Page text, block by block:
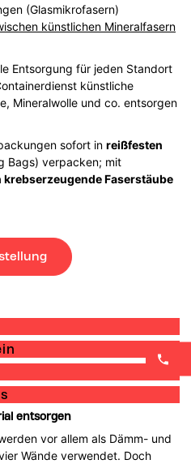
(Glasmikrofasern)
künstlichen Mineralfasern
Entsorgung für jeden Standort
künstliche
Mineralwolle und co. entsorgen
sofort inreißfesten
Bags) verpacken; mit
Faserstäube
entsorgen
vor allem als Dämm- und
Wände verwendet. Doch